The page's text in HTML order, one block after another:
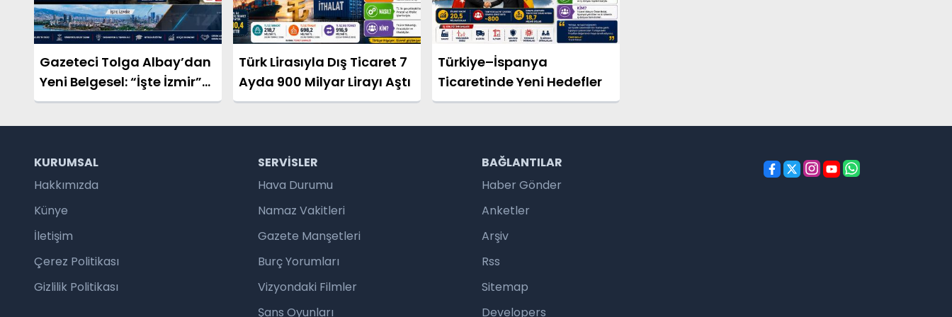
Gazeteci Tolga Albay’dan
Yeni Belgesel: “İşte İzmir”
Yayında
Türk Lirasıyla Dış Ticaret 7
Ayda 900 Milyar Lirayı Aştı
Türkiye–İspanya
Ticaretinde Yeni Hedefler
KURUMSAL
Hakkımızda
Künye
İletişim
Çerez Politikası
Gizlilik Politikası
SERVISLER
Hava Durumu
Namaz Vakitleri
Gazete Manşetleri
Burç Yorumları
Vizyondaki Filmler
Şans Oyunları
BAĞLANTILAR
Haber Gönder
Anketler
Arşiv
Rss
Sitemap
Developers